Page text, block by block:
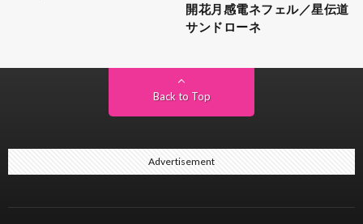
開花月感電ネフェル／星伝道
サンドローネ
Back to Top
Advertisement